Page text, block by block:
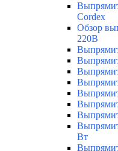
Cordex
Обзор
220В
Вт